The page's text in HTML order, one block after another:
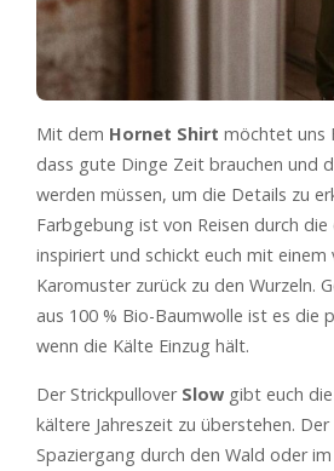
Mit dem Hornet Shirt möchtet uns
dass gute Dinge Zeit brauchen und
werden müssen, um die Details zu
Farbgebung ist von Reisen durch
inspiriert und schickt euch mit einem
Karomuster zurück zu den Wurzeln.
aus 100 % Bio-Baumwolle ist es die
wenn die Kälte Einzug hält.
Der Strickpullover Slow gibt euch
kältere Jahreszeit zu überstehen.
Spaziergang durch den Wald oder